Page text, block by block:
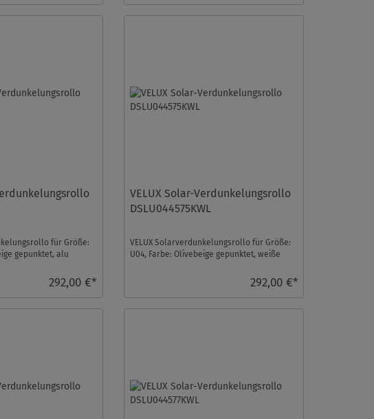
für Größe:
gepunktet, alu
292,00 €*
VELUX Solar-Verdunkelungsrollo
DSLU044575KWL
VELUX Solarverdunkelungsrollo für Größe:
U04, Farbe: Olivebeige gepunktet, weiße
292,00 €*